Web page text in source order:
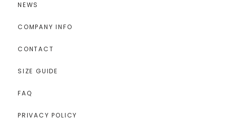
NEWS
COMPANY INFO
CONTACT
SIZE GUIDE
FAQ
PRIVACY POLICY